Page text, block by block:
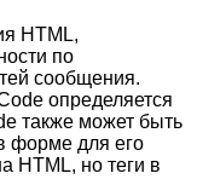
HTML,
по
сообщения.
определяется
также может быть
форме для его
HTML, но теги в